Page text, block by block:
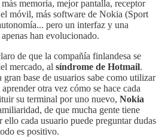
memoria, mejor pantalla, receptor
móvil, más software de Nokia (Sport
pero un interfaz y una
han evolucionado.
de que la compañía finlandesa se
mercado, al síndrome de Hotmail.
base de usuarios sabe como utilizar
otra vez cómo se hace cada
su terminal por uno nuevo, Nokia
de que mucha gente tiene
ello cada usuario puede preguntar dudas
es positivo.